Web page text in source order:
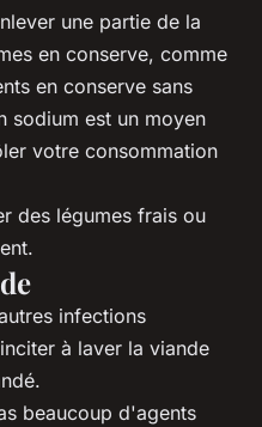
une partie de la
en conserve, comme
en conserve sans
sodium est un moyen
votre consommation
des légumes frais ou
infections
à laver la viande
beaucoup d'agents